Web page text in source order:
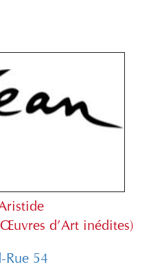
d’Art inédites)
Rue 54